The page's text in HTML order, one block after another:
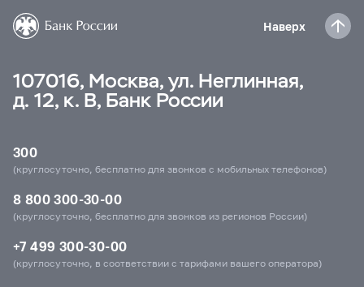
Наверх
107016, Москва, ул. Неглинная,
д. 12, к. В, Банк России
300
(круглосуточно, бесплатно для звонков с мобильных телефонов)
8 800 300-30-00
(круглосуточно, бесплатно для звонков из регионов России)
+7 499 300-30-00
(круглосуточно, в соответствии с тарифами вашего оператора)